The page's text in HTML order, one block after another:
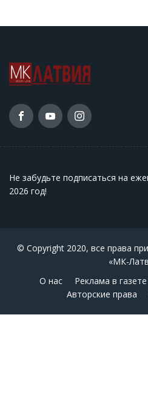
Не забудьте подписаться на
2026 год!
© Copyright 2020, все права
«МК-
О нас
Реклама в газете
Авторские права